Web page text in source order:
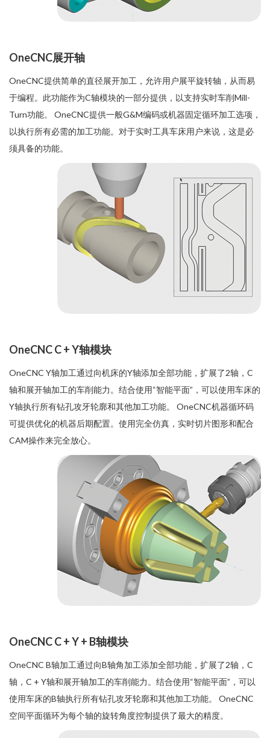
OneCNC展开轴
OneCNC提供简单的直径展开加工，允许用户展平旋转轴，从而易
于编程。此功能作为C轴模块的一部分提供，以支持实时车削Mill-
Turn功能。 OneCNC提供一般G&M编码或机器固定循环加工选项，
以执行所有必需的加工功能。对于实时工具车床用户来说，这是必
须具备的功能。
OneCNC C + Y轴模块
OneCNC Y轴加工通过向机床的Y轴添加全部功能，扩展了2轴，C
轴和展开轴加工的车削能力。结合使用“智能平面”，可以使用车床的
Y轴执行所有钻孔攻牙轮廓和其他加工功能。 OneCNC机器循环码
可提供优化的机器后期配置。使用完全仿真，实时切片图形和配合
CAM操作来完全放心。
OneCNC C + Y + B轴模块
OneCNC B轴加工通过向B轴角加工添加全部功能，扩展了2轴，C
轴，C + Y轴和展开轴加工的车削能力。结合使用“智能平面”，可以
使用车床的B轴执行所有钻孔攻牙轮廓和其他加工功能。 OneCNC
空间平面循环为每个轴的旋转角度控制提供了最大的精度。